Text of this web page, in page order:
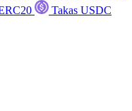
Takas USDC